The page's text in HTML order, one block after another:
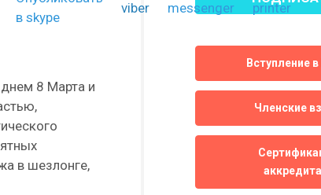
8 Марта и
в шезлонге,
Вступление
Членские